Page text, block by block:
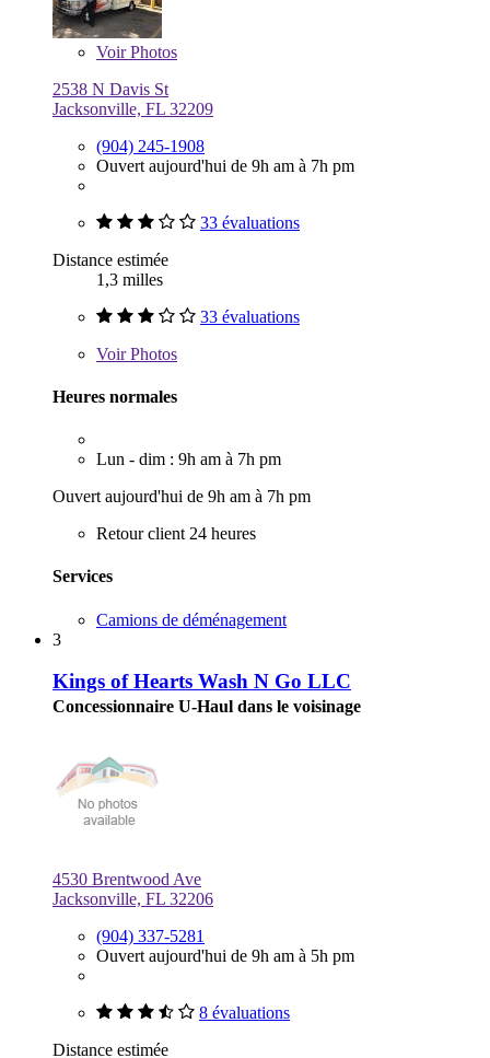
VoirPhotos
2538 N Davis St
Jacksonville, FL 32209
(904) 245-1908
Ouvert aujourd'hui de 9h am à 7h pm
33 évaluations
Distance estimée
1,3 milles
33 évaluations
VoirPhotos
Heures normales
Lun - dim : 9h am à 7h pm
Ouvert aujourd'hui de 9h am à 7h pm
Retour client 24 heures
Services
Camions de déménagement
3
Kings of Hearts Wash N Go LLC
Concessionnaire U-Haul dans le voisinage
4530 Brentwood Ave
Jacksonville, FL 32206
(904) 337-5281
Ouvert aujourd'hui de 9h am à 5h pm
8 évaluations
Distance estimée